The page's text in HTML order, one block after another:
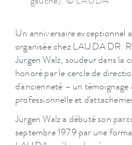
Un anniversaire exceptionnel
organisée chez LAUDA DR.
Jürgen Walz, soudeur dans la
honoré par le cercle de
d'ancienneté – un
professionnelle et
Jürgen Walz a débuté son
septembre 1979 par une